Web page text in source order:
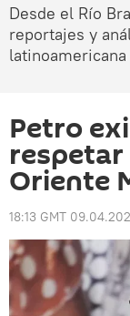
Desde el Río
reportajes y
latinoamericana
Petro
respetar
Oriente
18:13 GMT